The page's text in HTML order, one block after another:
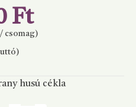
Ft
csomag)
husú cékla